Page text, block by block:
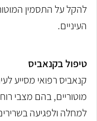
להקל על התסמין
העיניים.
טיפול בקנאביס
קנאביס רפואי מסייע
מוטוריים, בהם מצבי
למחלה ולפגיעה